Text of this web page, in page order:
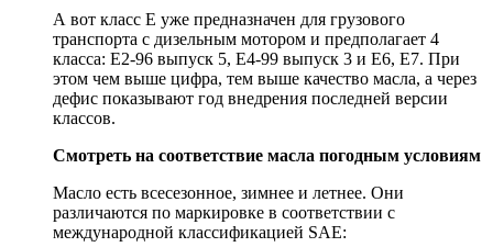
А вот класс Е уже предназначен для грузового
транспорта с дизельным мотором и предполагает 4
класса: Е2-96 выпуск 5, Е4-99 выпуск 3 и Е6, Е7. При
этом чем выше цифра, тем выше качество масла, а через
дефис показывают год внедрения последней версии
классов.
Смотреть на соответствие масла погодным условиям
Масло есть всесезонное, зимнее и летнее. Они
различаются по маркировке в соответствии с
международной классификацией SAE: